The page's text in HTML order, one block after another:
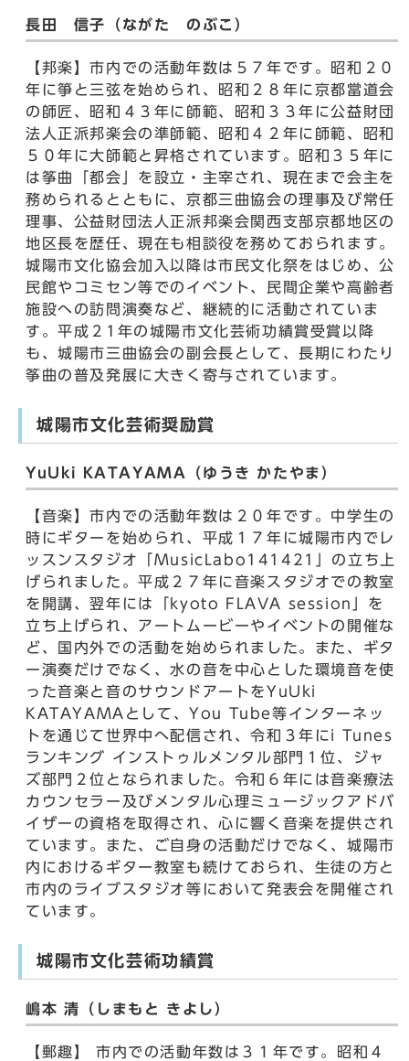
長田 信子（ながた のぶこ）
【邦楽】市内での活動年数は５７年です。昭和２０
年に箏と三弦を始められ、昭和２８年に京都當道会
の師匠、昭和４３年に師範、昭和３３年に公益財団
法人正派邦楽会の準師範、昭和４２年に師範、昭和
５０年に大師範と昇格されています。昭和３５年に
は筝曲「都会」を設立・主宰され、現在まで会主を
務められるとともに、京都三曲協会の理事及び常任
理事、公益財団法人正派邦楽会関西支部京都地区の
地区長を歴任、現在も相談役を務めておられます。
城陽市文化協会加入以降は市民文化祭をはじめ、公
民館やコミセン等でのイベント、民間企業や高齢者
施設への訪問演奏など、継続的に活動されていま
す。平成２1年の城陽市文化芸術功績賞受賞以降
も、城陽市三曲協会の副会長として、長期にわたり
筝曲の普及発展に大きく寄与されています。
城陽市文化芸術奨励賞
YuUki KATAYAMA（ゆうき かたやま）
【音楽】市内での活動年数は２０年です。中学生の
時にギターを始められ、平成１７年に城陽市内でレ
ッスンスタジオ「MusicLabo141421」の立ち上
げられました。平成２７年に音楽スタジオでの教室
を開講、翌年には「kyoto FLAVA session」を
立ち上げられ、アートムービーやイベントの開催な
ど、国内外での活動を始められました。また、ギタ
ー演奏だけでなく、水の音を中心とした環境音を使
った音楽と音のサウンドアートをYuUki
KATAYAMAとして、You Tube等インターネッ
トを通じて世界中へ配信され、令和３年にi Tunes
ランキング インストゥルメンタル部門１位、ジャ
ズ部門２位となられました。令和６年には音楽療法
カウンセラー及びメンタル心理ミュージックアドバ
イザーの資格を取得され、心に響く音楽を提供され
ています。また、ご自身の活動だけでなく、城陽市
内におけるギター教室も続けておられ、生徒の方と
市内のライブスタジオ等において発表会を開催され
ています。
城陽市文化芸術功績賞
嶋本 清（しまもと きよし）
【郵趣】 市内での活動年数は３１年です。昭和４